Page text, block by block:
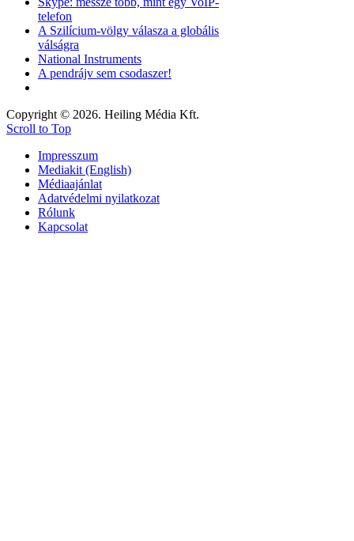
telefon
A Szilícium-völgy válasza a globális
válságra
National Instruments
A pendrájv sem csodaszer!
Copyright © 2026. Heiling Média Kft.
Scroll to Top
Impresszum
Mediakit (English)
Médiaajánlat
Adatvédelmi nyilatkozat
Rólunk
Kapcsolat